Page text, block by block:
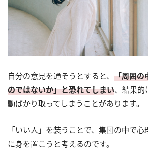
自分の意見を通そうとすると、 「周囲の
のではないか」と恐れてしまい、結果的
動ばかり取ってしまうことがあります。
「いい人」を装うことで、集団の中で
に身を置こうと考えるのです。